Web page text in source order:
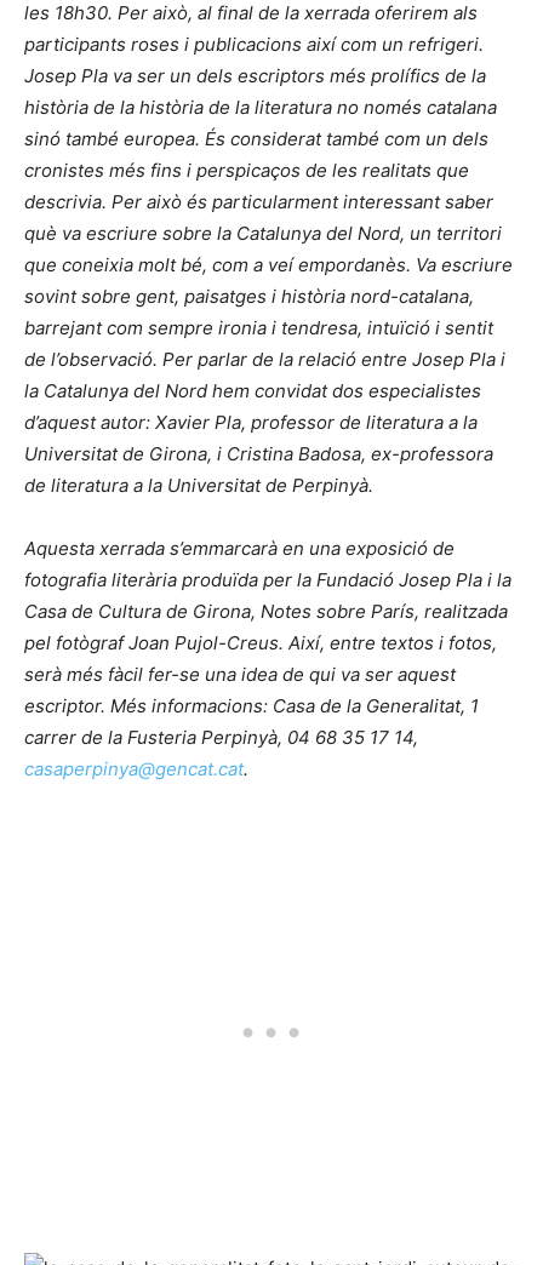
les 18h30. Per això, al final de la xerrada oferirem als
participants roses i publicacions així com un refrigeri.
Josep Pla va ser un dels escriptors més prolífics de la
història de la història de la literatura no només catalana
sinó també europea. És considerat també com un dels
cronistes més fins i perspicaços de les realitats que
descrivia. Per això és particularment interessant saber
què va escriure sobre la Catalunya del Nord, un territori
que coneixia molt bé, com a veí empordanès. Va escriure
sovint sobre gent, paisatges i història nord-catalana,
barrejant com sempre ironia i tendresa, intuïció i sentit
de l’observació. Per parlar de la relació entre Josep Pla i
la Catalunya del Nord hem convidat dos especialistes
d’aquest autor: Xavier Pla, professor de literatura a la
Universitat de Girona, i Cristina Badosa, ex-professora
de literatura a la Universitat de Perpinyà.
Aquesta xerrada s’emmarcarà en una exposició de
fotografia literària produïda per la Fundació Josep Pla i la
Casa de Cultura de Girona, Notes sobre París, realitzada
pel fotògraf Joan Pujol-Creus. Així, entre textos i fotos,
serà més fàcil fer-se una idea de qui va ser aquest
escriptor. Més informacions: Casa de la Generalitat, 1
carrer de la Fusteria Perpinyà, 04 68 35 17 14,
casaperpinya@gencat.cat.